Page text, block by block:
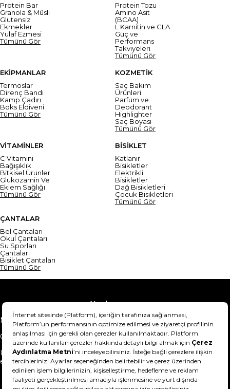
Protein Bar
Granola & Müsli
Glutensiz
Ekmekler
Yulaf Ezmesi
Tümünü Gör
Protein Tozu
Amino Asit
(BCAA)
L Karnitin ve CLA
Güç ve
Performans
Takviyeleri
Tümünü Gör
EKİPMANLAR
Termoslar
Direnç Bandı
Kamp Çadırı
Boks Eldiveni
Tümünü Gör
KOZMETİK
Saç Bakım
Ürünleri
Parfüm ve
Deodorant
Highlighter
Saç Boyası
Tümünü Gör
VİTAMİNLER
C Vitamini
Bağışıklık
Bitkisel Ürünler
Glukozamin Ve
Eklem Sağlığı
Tümünü Gör
BİSİKLET
Katlanır
Bisikletler
Elektrikli
Bisikletler
Dağ Bisikletleri
Çocuk Bisikletleri
Tümünü Gör
ÇANTALAR
Bel Çantaları
Okul Çantaları
Su Sporları
Çantaları
Bisiklet Çantaları
Tümünü Gör
Yardım
Mesafeli Satış Sözleşmesi
Teslimat Bilgisi
Gizlilik Sözleşmesi
Şartlar & Koşullar
Ürünümü nasıl iade
edebilirim?
Hakkımızda